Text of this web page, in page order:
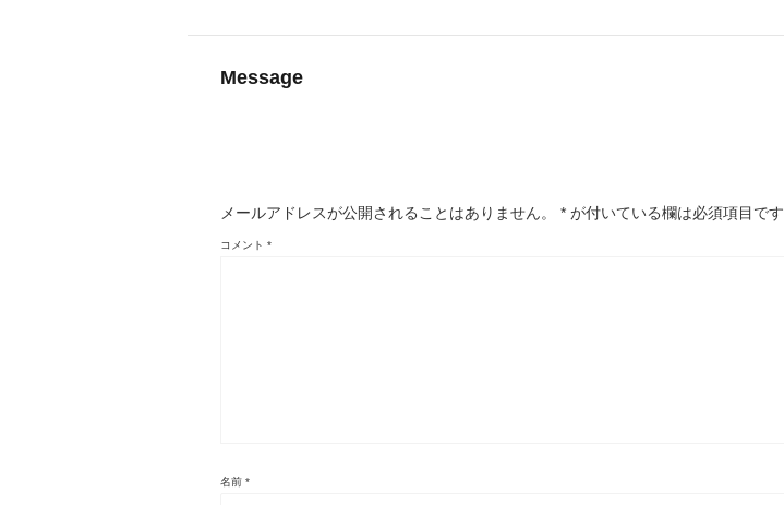
Message
メールアドレスが公開されることはありません。 * が付いている欄は必須項目です
コメント *
名前 *